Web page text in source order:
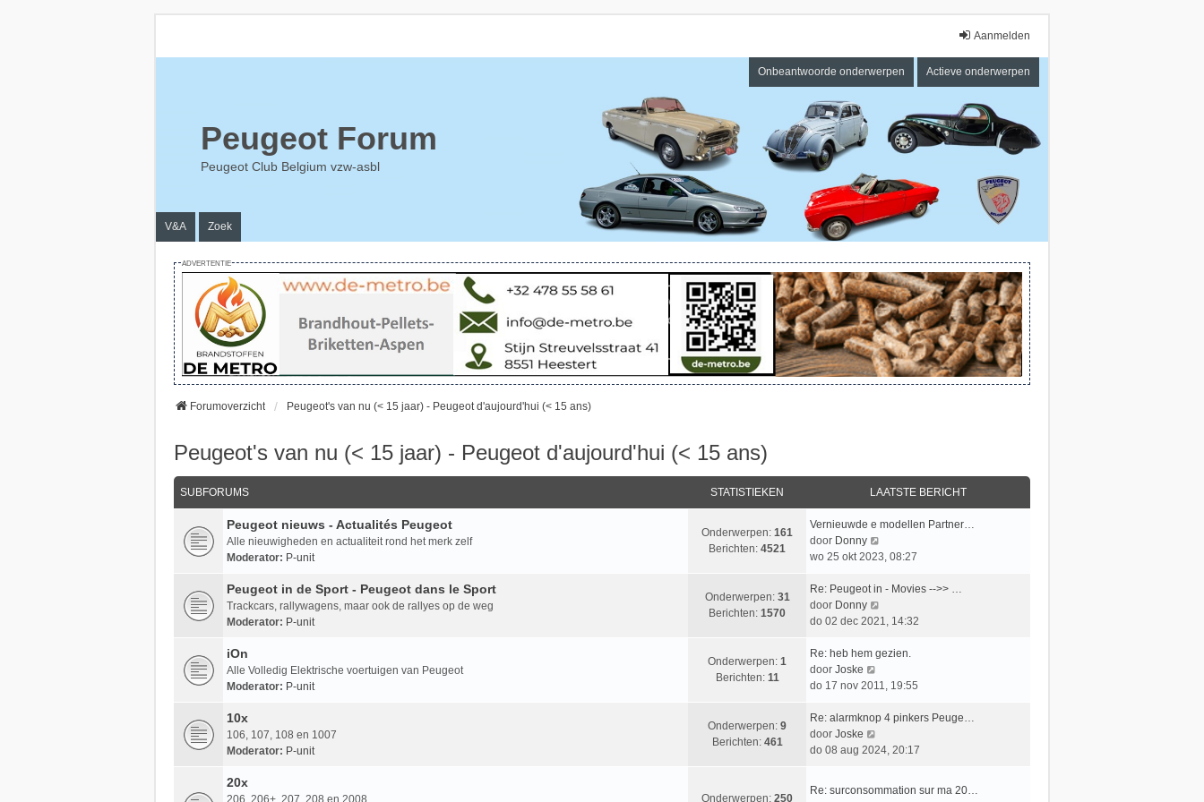
Aanmelden
Onbeantwoorde onderwerpen Actieve onderwerpen
Peugeot Forum
Peugeot Club Belgium vzw-asbl
V&A Zoek
ADVERTENTIE
Forumoverzicht Peugeot's van nu (< 15 jaar) - Peugeot d'aujourd'hui (< 15 ans)
Peugeot's van nu (< 15 jaar) - Peugeot d'aujourd'hui (< 15 ans)
SUBFORUMS STATISTIEKEN LAATSTE BERICHT
Peugeot nieuws - Actualités Peugeot
Alle nieuwigheden en actualiteit rond het merk zelf
Moderator: P-unit
Onderwerpen: 161
Berichten: 4521
L
a
a
s
t
e
e
r
i
h
t
Vernieuwde e modellen Partner…
door Donny
e
i
k
a
t
t
b
i
wo 25 okt 2023, 08:27
Peugeot in de Sport - Peugeot dans le Sport
Trackcars, rallywagens, maar ook de rallyes op de weg
Moderator: P-unit
Onderwerpen: 31
Berichten: 1570
L
a
a
s
t
e
e
r
i
t
Re: Peugeot in - Movies -->> …
door Donny
e
i
k
a
t
e
do 02 dec 2021, 14:32
iOn
Alle Volledig Elektrische voertuigen van Peugeot
Moderator: P-unit
Onderwerpen: 1
Berichten: 11
L
a
a
s
t
e
r
Re: heb hem gezien.
door Joske
e
i
k
a
do 17 nov 2011, 19:55
10x
106, 107, 108 en 1007
Moderator: P-unit
Onderwerpen: 9
Berichten: 461
L
a
a
t
Re: alarmknop 4 pinkers Peuge…
door Joske
e
j
do 08 aug 2024, 20:17
20x
206, 206+, 207, 208 en 2008
Onderwerpen: 250
LRe: surconsommation sur ma 20…